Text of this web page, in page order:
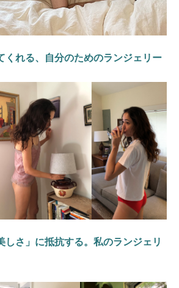
くれる、自分のためのランジェリー
しさ」に抵抗する。私のランジェリ